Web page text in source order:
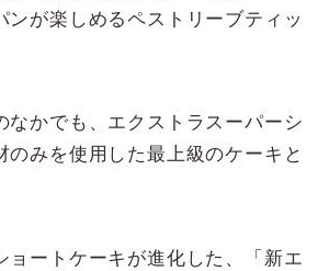
ンが楽しめるペストリーブティッ
なかでも、エクストラスーパーシ
のみを使用した最上級のケーキと
ョートケーキが進化した、「新エ